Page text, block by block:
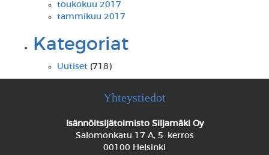
toukokuu 2017
tammikuu 2017
Kategoriat
Uutiset (718)
Yhteystiedot
Isännöitsijätoimisto Siljamäki Oy
Salomonkatu 17 A, 5. kerros
00100 Helsinki